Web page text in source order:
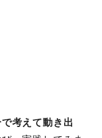
考えて動き出